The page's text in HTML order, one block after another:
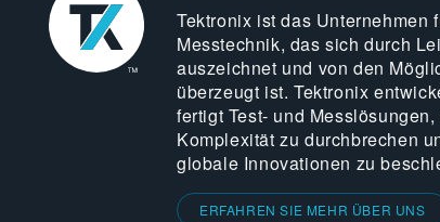
Tektronix ist das Unternehmen
Messtechnik, das sich durch
auszeichnet und von den
überzeugt ist. Tektronix
fertigt Test- und
Komplexität zu durchbrechen
globale Innovationen zu
ERFAHREN SIE MEHR ÜBER UNS